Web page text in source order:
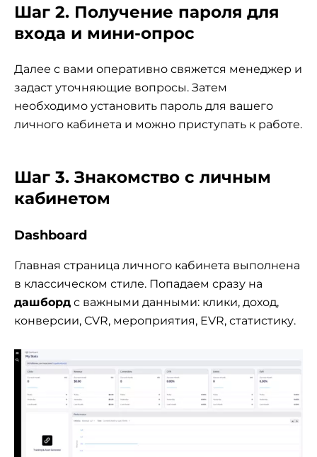
Шаг 2. Получение пароля для
входа и мини-опрос
Далее с вами оперативно свяжется менеджер и
задаст уточняющие вопросы. Затем
необходимо установить пароль для вашего
личного кабинета и можно приступать к работе.
Шаг 3. Знакомство с личным
кабинетом
Dashboard
Главная страница личного кабинета выполнена
в классическом стиле. Попадаем сразу на
дашборд с важными данными: клики, доход,
конверсии, CVR, мероприятия, EVR, статистику.